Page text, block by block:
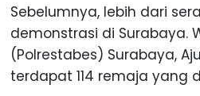
Sebelumnya, lebih dari
demonstrasi di Surabaya.
(Polrestabes) Surabaya,
terdapat 114 remaja yang